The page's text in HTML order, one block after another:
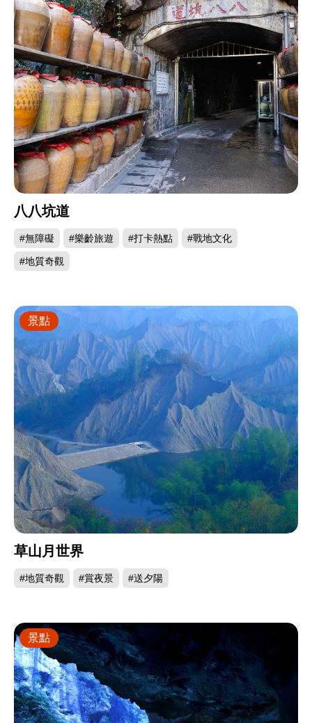
八八坑道
#無障礙 #樂齡旅遊 #打卡熱點 #戰地文化
#地質奇觀
草山月世界
#地質奇觀 #賞夜景 #送夕陽
景點
景點